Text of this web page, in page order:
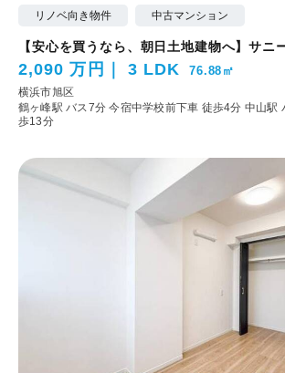
リノベ向き物件 中古マンション
【安心を買うなら、朝日土地建物へ】サニ
2,090 万円 3 LDK 76.88㎡
横浜市旭区
鶴ヶ峰駅 バス7分 今宿中学校前下車 徒歩4分 中山駅
歩13分